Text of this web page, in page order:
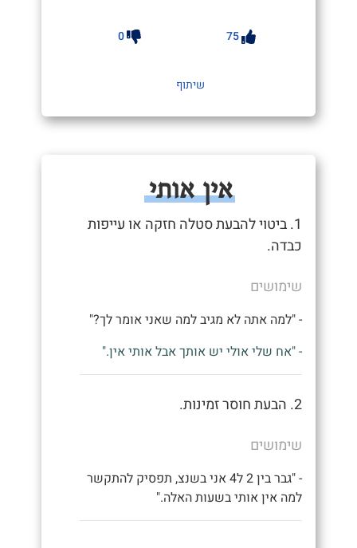
75
0
שיתוף
אין אותי
1. ביטוי להבעת סטלה חזקה או עייפות
כבדה.
שימושים
- "למה אתה לא מגיב למה שאני אומר לך?"
- "אח שלי אולי יש אותך אבל אותי אין."
2. הבעת חוסר זמינות.
שימושים
- "גבר בין 2 ל4 אני בשנצ, תפסיק להתקשר
למה אין אותי בשעות האלה."